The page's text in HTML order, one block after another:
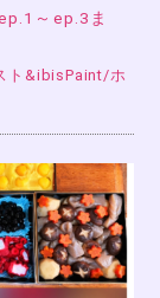
～ep.3ま
ト&ibisPaint/ホ